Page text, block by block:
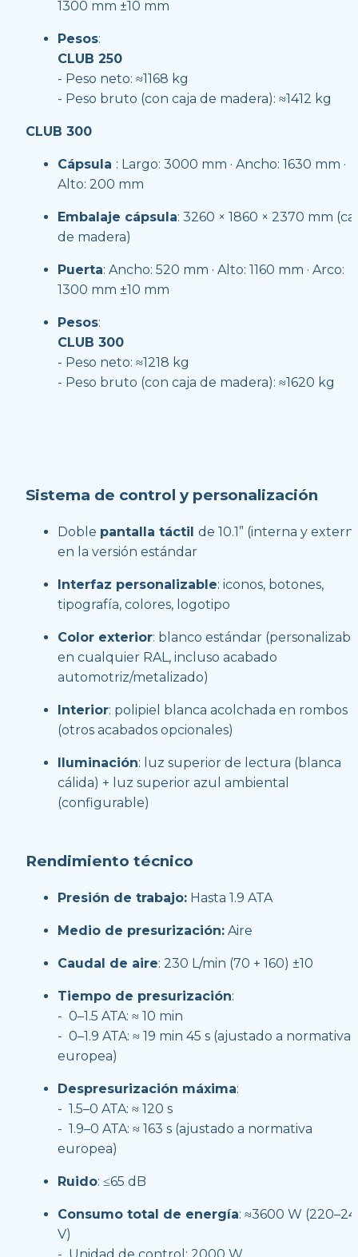
1300 mm ±10 mm
Pesos:
CLUB 250
- Peso neto: ≈1168 kg
- Peso bruto (con caja de madera): ≈1412 kg
CLUB 300
Cápsula : Largo: 3000 mm · Ancho: 1630 mm ·
Alto: 200 mm
Embalaje cápsula: 3260 × 1860 × 2370 mm
de madera)
Puerta: Ancho: 520 mm · Alto: 1160 mm · Arco:
1300 mm ±10 mm
Pesos:
CLUB 300
- Peso neto: ≈1218 kg
- Peso bruto (con caja de madera): ≈1620 kg
Sistema de control y personalización
Doble pantalla táctil de 10.1” (interna y
en la versión estándar
Interfaz personalizable: iconos, botones,
tipografía, colores, logotipo
Color exterior: blanco estándar
en cualquier RAL, incluso acabado
automotriz/metalizado)
Interior: polipiel blanca acolchada en rombos
(otros acabados opcionales)
Iluminación: luz superior de lectura (blanca
cálida) + luz superior azul ambiental
(configurable)
Rendimiento técnico
Presión de trabajo: Hasta 1.9 ATA
Medio de presurización: Aire
Caudal de aire: 230 L/min (70 + 160) ±10
Tiempo de presurización:
-  0–1.5 ATA: ≈ 10 min
-  0–1.9 ATA: ≈ 19 min 45 s (ajustado a normativa
europea)
Despresurización máxima:
-  1.5–0 ATA: ≈ 120 s
-  1.9–0 ATA: ≈ 163 s (ajustado a normativa
europea)
Ruido: ≤65 dB
Consumo total de energía: ≈3600 W
V)